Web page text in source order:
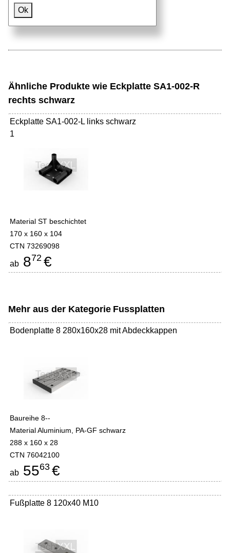
Ok
Aluprofile
Ähnliche Produkte wie Eckplatte SA1-002-R
rechts schwarz
Eckplatte SA1-002-L links schwarz
1
Material ST beschichtet
170 x 160 x 104
CTN 73269098
ab 872 €
Mehr aus der Kategorie Fussplatten
Bodenplatte 8 280x160x28 mit Abdeckkappen
Baureihe 8--
Material Aluminium, PA-GF schwarz
288 x 160 x 28
CTN 76042100
ab 5563 €
Fußplatte 8 120x40 M10